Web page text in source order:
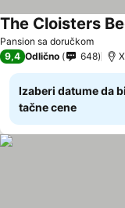
Pansion sa doručkom
The Cloisters
9,4 Odlično 648
Izaberi datume da
tačne cene